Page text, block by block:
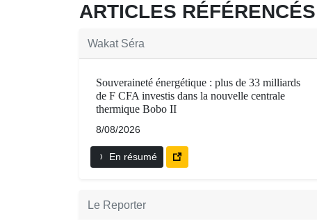
ARTICLES RÉFÉRENCÉS
Wakat Séra
Souveraineté énergétique : plus de 33 milliards
de F CFA investis dans la nouvelle centrale
thermique Bobo II
8/08/2026
En résumé
Le Reporter